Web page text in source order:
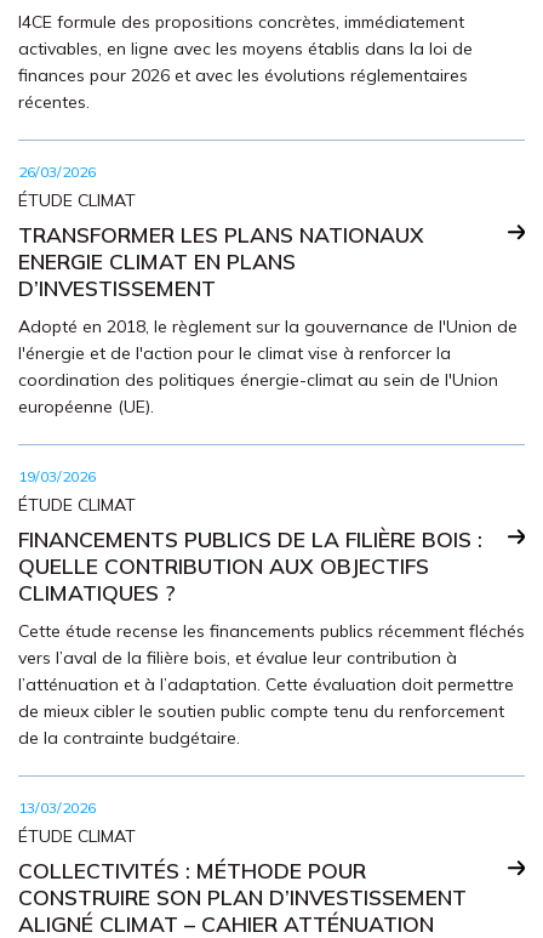
I4CE formule des propositions concrètes, immédiatement
activables, en ligne avec les moyens établis dans la loi de
finances pour 2026 et avec les évolutions réglementaires
récentes.
26/03/2026
ÉTUDE CLIMAT
TRANSFORMER LES PLANS NATIONAUX
ENERGIE CLIMAT EN PLANS
D’INVESTISSEMENT
Adopté en 2018, le règlement sur la gouvernance de l'Union de
l'énergie et de l'action pour le climat vise à renforcer la
coordination des politiques énergie-climat au sein de l'Union
européenne (UE).
19/03/2026
ÉTUDE CLIMAT
FINANCEMENTS PUBLICS DE LA FILIÈRE BOIS :
QUELLE CONTRIBUTION AUX OBJECTIFS
CLIMATIQUES ?
Cette étude recense les financements publics récemment fléchés
vers l’aval de la filière bois, et évalue leur contribution à
l’atténuation et à l’adaptation. Cette évaluation doit permettre
de mieux cibler le soutien public compte tenu du renforcement
de la contrainte budgétaire.
13/03/2026
ÉTUDE CLIMAT
COLLECTIVITÉS : MÉTHODE POUR
CONSTRUIRE SON PLAN D’INVESTISSEMENT
ALIGNÉ CLIMAT – CAHIER ATTÉNUATION